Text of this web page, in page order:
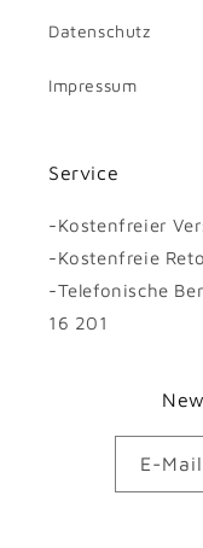
Datenschutz
Impressum
Service
-Kostenfreier
-Kostenfreie
-Telefonische
16 201
E-Mail